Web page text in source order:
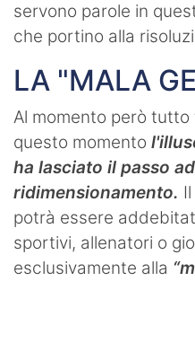
servono parole in
che portino alla
LA "MALA
Al momento però
questo momento
ha lasciato il passo
ridimensionamento.
potrà essere
sportivi, allenatori o
esclusivamente alla